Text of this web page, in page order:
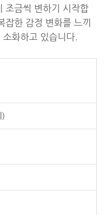
조금씩 변하기 시작합
잡한 감정 변화를 느끼
화하고 있습니다.
)